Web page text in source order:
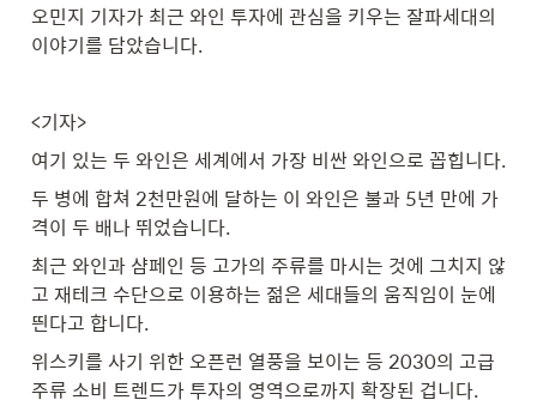
오민지 기자가 최근 와인 투자에 관심을 키우는 잘파세대의
이야기를 담았습니다.
<기자>
여기 있는 두 와인은 세계에서 가장 비싼 와인으로 꼽힙니다.
두 병에 합쳐 2천만원에 달하는 이 와인은 불과 5년 만에 가
격이 두 배나 뛰었습니다.
최근 와인과 샴페인 등 고가의 주류를 마시는 것에 그치지 않
고 재테크 수단으로 이용하는 젊은 세대들의 움직임이 눈에
띈다고 합니다.
위스키를 사기 위한 오픈런 열풍을 보이는 등 2030의 고급
주류 소비 트렌드가 투자의 영역으로까지 확장된 겁니다.